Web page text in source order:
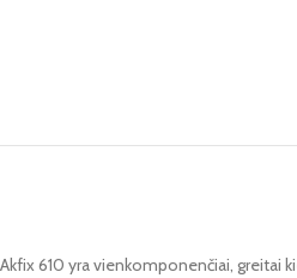
Akfix 610 yra vienkomponenčiai, greitai